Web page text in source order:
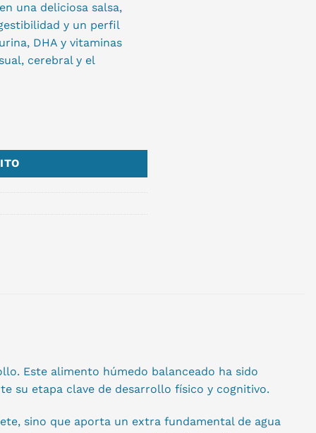
una deliciosa salsa,
y un perfil
DHA y vitaminas
cerebral y el
Este alimento húmedo balanceado ha sido
su etapa clave de desarrollo físico y cognitivo.
sino que aporta un extra fundamental de agua